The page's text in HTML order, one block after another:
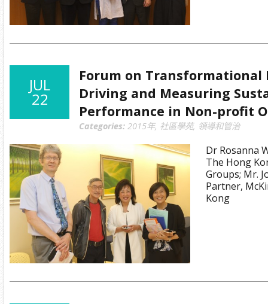
JUL
22
Forum on Transformational
Driving and Measuring
Performance in Non-profit
Categories: 2015年, 社區學苑, 領導和管治
Dr Rosanna
The Hong
Groups; Mr.
Partner,
Kong